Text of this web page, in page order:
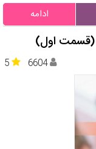
ادامه
(قسمت اول)
5 6604